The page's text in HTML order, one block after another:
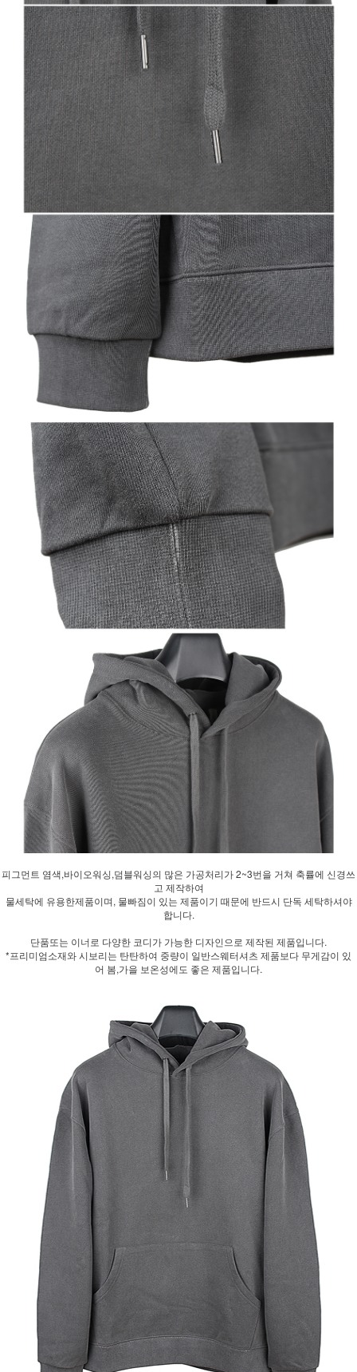
피그먼트 염색,바이오워싱,덤블워싱의 많은 가공처리가 2~3번을 거쳐 축률에 신경쓰
고 제작하여
물세탁에 유용한제품이며, 물빠짐이 있는 제품이기 때문에 반드시 단독 세탁하셔야
합니다.
단품또는 이너로 다양한 코디가 가능한 디자인으로 제작된 제품입니다.
*프리미엄소재와 시보리는 탄탄하여 중량이 일반스웨터셔츠 제품보다 무게감이 있
어 봄,가을 보온성에도 좋은 제품입니다.